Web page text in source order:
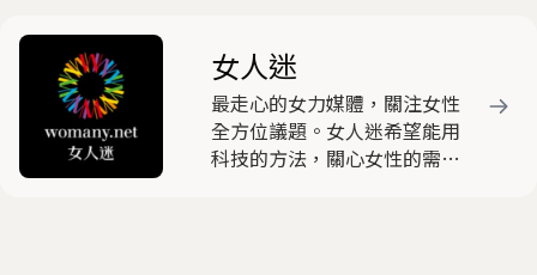
女人迷
最走心的女力媒體，關注女性
全方位議題。女人迷希望能用
科技的方法，關心女性的需求